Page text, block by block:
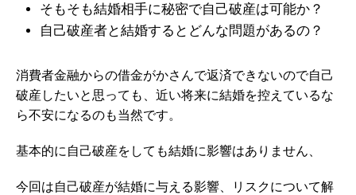
そもそも結婚相手に秘密で自己破産は可能か？
自己破産者と結婚するとどんな問題があるの？
消費者金融からの借金がかさんで返済できないので自己
破産したいと思っても、近い将来に結婚を控えているな
ら不安になるのも当然です。
基本的に自己破産をしても結婚に影響はありません、
今回は自己破産が結婚に与える影響、リスクについて解